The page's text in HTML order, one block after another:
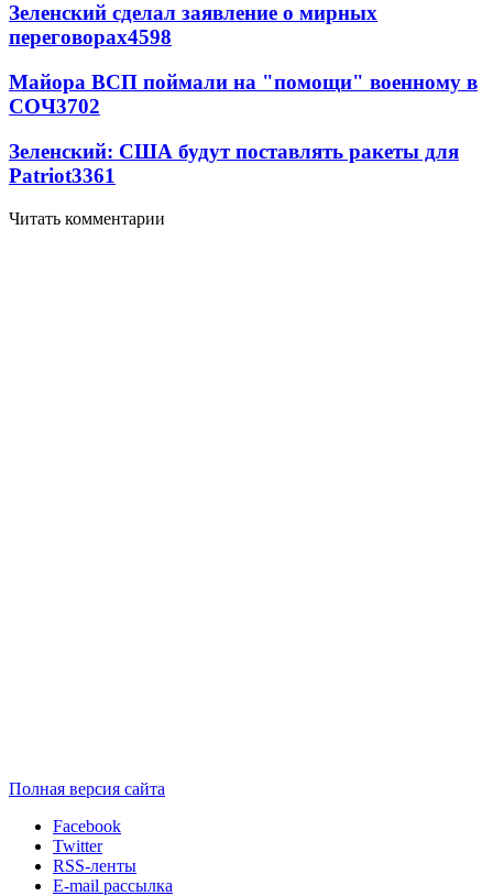
Зеленский сделал заявление о мирных
переговорах4598
Майора ВСП поймали на "помощи" военному в
СОЧ3702
Зеленский: США будут поставлять ракеты для
Patriot3361
Читать комментарии
Полная версия сайта
Facebook
Twitter
RSS-ленты
E-mail рассылка